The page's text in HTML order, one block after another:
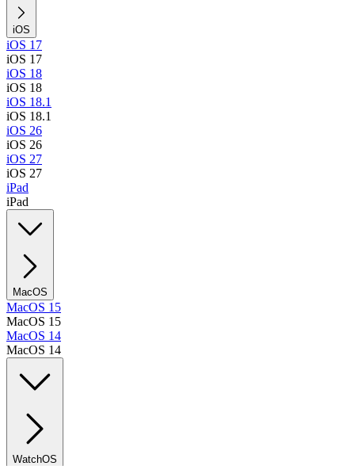
iOS
iOS 17
iOS 17
iOS 18
iOS 18
iOS 18.1
iOS 18.1
iOS 26
iOS 26
iOS 27
iOS 27
iPad
iPad
MacOS
MacOS 15
MacOS 15
MacOS 14
MacOS 14
WatchOS